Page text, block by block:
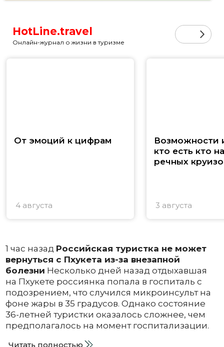
HotLine.travel
Онлайн-журнал о жизни в туризме
От эмоций к цифрам
4 августа
Возможности
кто есть кто
речных
3 августа
1 час назад Российская туристка не может
вернуться с Пхукета из-за внезапной
болезни Несколько дней назад отдыхавшая
на Пхукете россиянка попала в госпиталь с
подозрением, что случился микроинсульт на
фоне жары в 35 градусов. Однако состояние
36-летней туристки оказалось сложнее, чем
предполагалось на момент госпитализации.
Читать полностью